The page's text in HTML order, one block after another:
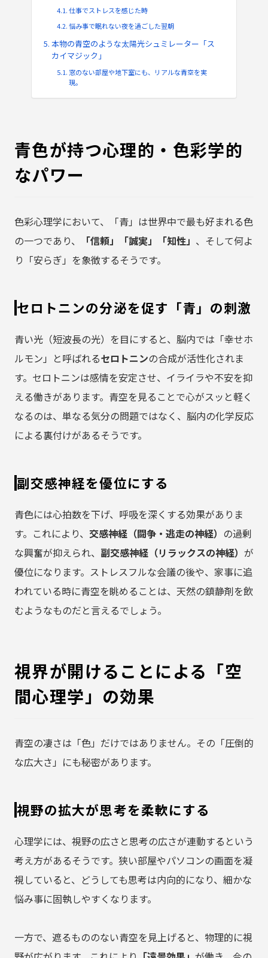
仕事でストレスを感じた時
悩み事で眠れない夜を過ごした翌朝
本物の青空のような太陽光シュミレーター「ス
カイマジック」
窓のない部屋や地下室にも、リアルな青空を実
現。
青色が持つ心理的・色彩学的
なパワー
色彩心理学において、「青」は世界中で最も好まれる色
の一つであり、
「信頼」「誠実」「知性」 、そして何よ
り「安らぎ」を象徴するそうです。
セロトニンの分泌を促す「青」の刺激
青い光（短波長の光）を目にすると、脳内では「幸せホ
ルモン」と呼ばれるセロトニンの合成が活性化されま
す。セロトニンは感情を安定させ、イライラや不安を抑
える働きがあります。青空を見ることで心がスッと軽く
なるのは、単なる気分の問題ではなく、脳内の化学反応
による裏付けがあるそうです。
副交感神経を優位にする
青色には心拍数を下げ、呼吸を深くする効果がありま
す。これにより、 交感神経（闘争・逃走の神経） の過剰
な興奮が抑えられ、 副交感神経（リラックスの神経） が
優位になります。ストレスフルな会議の後や、家事に追
われている時に青空を眺めることは、天然の鎮静剤を飲
むようなものだと言えるでしょう。
視界が開けることによる「空
間心理学」の効果
青空の凄さは「色」だけではありません。その「圧倒的
な広大さ」にも秘密があります。
視野の拡大が思考を柔軟にする
心理学には、視野の広さと思考の広さが連動するという
考え方があるそうです。狭い部屋やパソコンの画面を凝
視していると、どうしても思考は内向的になり、細かな
悩み事に固執しやすくなります。
一方で、遮るもののない青空を見上げると、物理的に視